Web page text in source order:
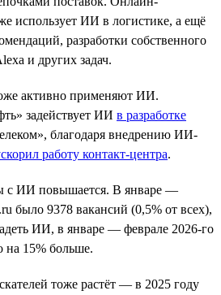
использует ИИ в логистике, а ещё
разработки собственного
и других задач.
активно применяют ИИ.
задействует ИИ в разработке
благодаря внедрению ИИ-
работу контакт-центра.
с ИИ повышается. В январе —
было 9378 вакансий (0,5% от всех),
ИИ, в январе — феврале 2026-го
на 15% больше.
тоже растёт — в 2025 году